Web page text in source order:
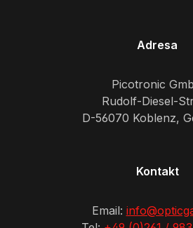
Adresa
Picotronic
Rudolf-Diesel-
D-56070 Koblenz,
Kontakt
Email: